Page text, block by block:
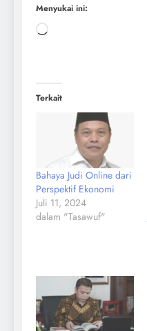
Menyukai ini:
Terkait
Bahaya Judi Online dari
Perspektif Ekonomi
Juli 11, 2024
dalam "Tasawuf"